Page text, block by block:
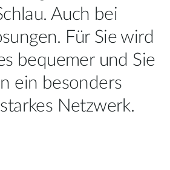
Auch bei
Für Sie wird
bequemer und Sie
ein besonders
Netzwerk.